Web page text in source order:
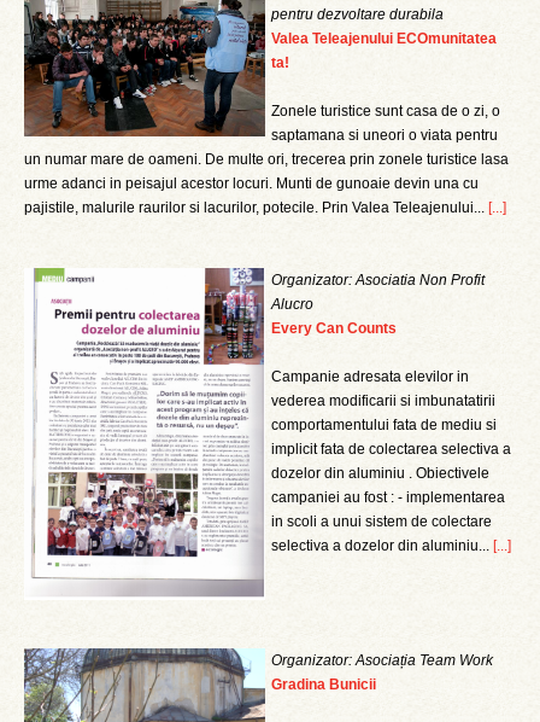
pentru dezvoltare durabila
Valea Teleajenului ECOmunitatea
ta!
Zonele turistice sunt casa de o zi, o
saptamana si uneori o viata pentru
un numar mare de oameni. De multe ori, trecerea prin zonele turistice lasa
urme adanci in peisajul acestor locuri. Munti de gunoaie devin una cu
pajistile, malurile raurilor si lacurilor, potecile. Prin Valea Teleajenului... [...]
Organizator: Asociatia Non Profit
Alucro
Every Can Counts
Campanie adresata elevilor in
vederea modificarii si imbunatatirii
comportamentului fata de mediu si
implicit fata de colectarea selectiva a
dozelor din aluminiu . Obiectivele
campaniei au fost : - implementarea
in scoli a unui sistem de colectare
selectiva a dozelor din aluminiu... [...]
Organizator: Asociația Team Work
Gradina Bunicii